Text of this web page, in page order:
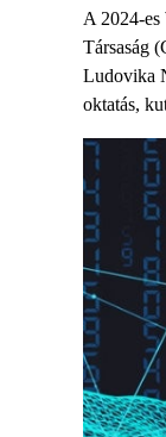
A 2024-
Társaság
Ludovika
oktatás,